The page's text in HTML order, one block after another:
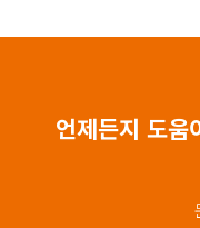
언제든지 도움